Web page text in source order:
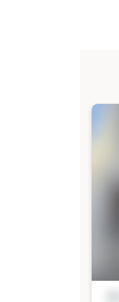
＜居住誘導区域
■都市計画法